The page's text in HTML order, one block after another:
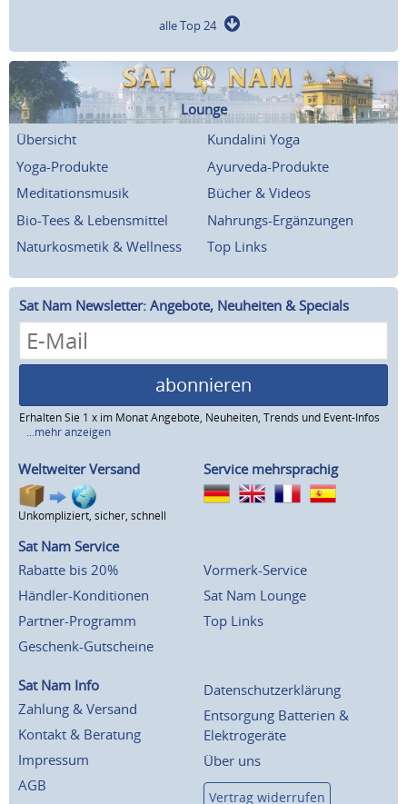
alle Top 24
Lounge
Übersicht
Kundalini Yoga
Yoga-Produkte
Ayurveda-Produkte
Meditationsmusik
Bücher & Videos
Bio-Tees & Lebensmittel
Nahrungs-Ergänzungen
Naturkosmetik & Wellness
Top Links
Sat Nam Newsletter: Angebote, Neuheiten & Specials
abonnieren
Erhalten Sie 1 x im Monat Angebote, Neuheiten, Trends und Event-Infos
...mehr anzeigen
Weltweiter Versand
Unkompliziert, sicher, schnell
Service mehrsprachig
Sat Nam Service
Rabatte bis 20%
Händler-Konditionen
Partner-Programm
Geschenk-Gutscheine
Vormerk-Service
Sat Nam Lounge
Top Links
Sat Nam Info
Zahlung & Versand
Kontakt & Beratung
Impressum
AGB
Datenschutzerklärung
Entsorgung Batterien &
Elektrogeräte
Über uns
Vertrag widerrufen